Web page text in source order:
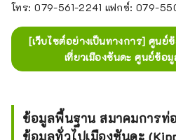
โทร: 079-561-2241 แฟกซ์: 079-
[เว็บไซต์อย่างเป็นทางการ] ศูนย์
เที่ยวเมืองซันดะ ศูนย์ข้อ
ข้อมูลพื้นฐาน สมาคมการท่
ข้อมูลทั่วไปเมืองซันดะ